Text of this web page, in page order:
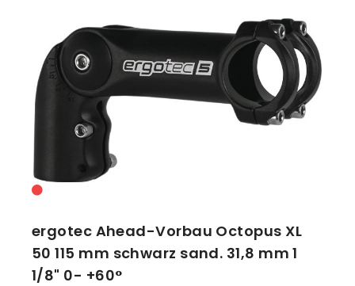
ergotec Ahead-Vorbau Octopus XL
50 115 mm schwarz sand. 31,8 mm 1
1/8" 0- +60°